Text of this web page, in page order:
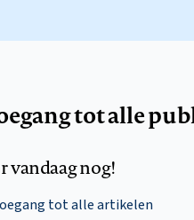
tot alle
vandaag nog!
tot alle artikelen